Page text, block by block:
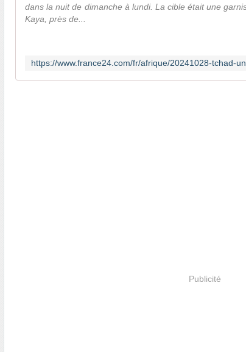
dans la nuit de dimanche à lundi. La cible était une
Kaya, près de...
Publicité